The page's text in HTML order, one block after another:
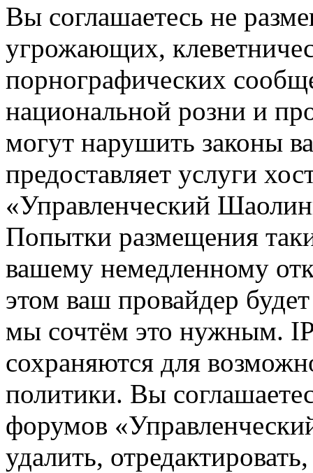
Вы соглашаетесь не
угрожающих,
порнографических
национальной розни и
могут нарушить законы
предоставляет услуги
«Управленческий
Попытки размещения
вашему немедленному
этом ваш провайдер
мы сочтём это нужным.
сохраняются для
политики. Вы
форумов
удалить,